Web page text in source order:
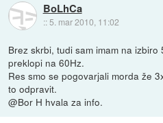
BoLhCa
:: 5. mar 2010, 11:02
Brez skrbi, tudi sam imam na
preklopi na 60Hz.
Res smo se pogovarjali morda že
to odpravit.
@Bor H hvala za info.